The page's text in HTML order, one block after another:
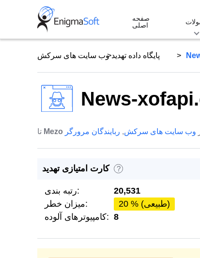
صفحه
اصلی
پایگاه داده تهدید وب سایت های سرکش
News-
Mezo وب سایت های سرکش, ربایندگان مرورگر
کارت امتیازی تهدید ?
رتبه بندی:
20,531
میزان خطر:
20 % (طبیعی)
کامپیوترهای آلوده: 8